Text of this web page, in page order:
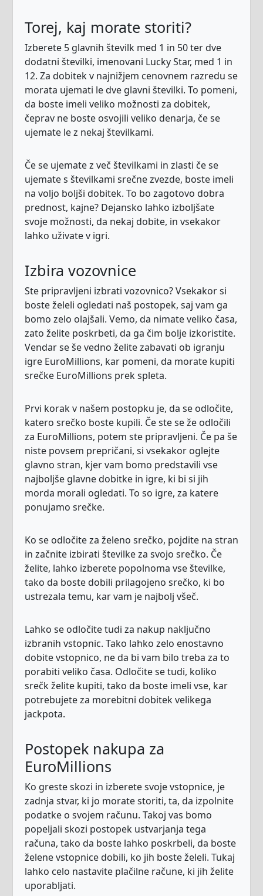
Torej, kaj morate storiti?
Izberete 5 glavnih številk med 1 in 50 ter dve
dodatni številki, imenovani Lucky Star, med 1 in
12. Za dobitek v najnižjem cenovnem razredu se
morata ujemati le dve glavni številki. To pomeni,
da boste imeli veliko možnosti za dobitek,
čeprav ne boste osvojili veliko denarja, če se
ujemate le z nekaj številkami.
Če se ujemate z več številkami in zlasti če se
ujemate s številkami srečne zvezde, boste imeli
na voljo boljši dobitek. To bo zagotovo dobra
prednost, kajne? Dejansko lahko izboljšate
svoje možnosti, da nekaj dobite, in vsekakor
lahko uživate v igri.
Izbira vozovnice
Ste pripravljeni izbrati vozovnico? Vsekakor si
boste želeli ogledati naš postopek, saj vam ga
bomo zelo olajšali. Vemo, da nimate veliko časa,
zato želite poskrbeti, da ga čim bolje izkoristite.
Vendar se še vedno želite zabavati ob igranju
igre EuroMillions, kar pomeni, da morate kupiti
srečke EuroMillions prek spleta.
Prvi korak v našem postopku je, da se odločite,
katero srečko boste kupili. Če ste se že odločili
za EuroMillions, potem ste pripravljeni. Če pa še
niste povsem prepričani, si vsekakor oglejte
glavno stran, kjer vam bomo predstavili vse
najboljše glavne dobitke in igre, ki bi si jih
morda morali ogledati. To so igre, za katere
ponujamo srečke.
Ko se odločite za želeno srečko, pojdite na stran
in začnite izbirati številke za svojo srečko. Če
želite, lahko izberete popolnoma vse številke,
tako da boste dobili prilagojeno srečko, ki bo
ustrezala temu, kar vam je najbolj všeč.
Lahko se odločite tudi za nakup naključno
izbranih vstopnic. Tako lahko zelo enostavno
dobite vstopnico, ne da bi vam bilo treba za to
porabiti veliko časa. Odločite se tudi, koliko
srečk želite kupiti, tako da boste imeli vse, kar
potrebujete za morebitni dobitek velikega
jackpota.
Postopek nakupa za
EuroMillions
Ko greste skozi in izberete svoje vstopnice, je
zadnja stvar, ki jo morate storiti, ta, da izpolnite
podatke o svojem računu. Takoj vas bomo
popeljali skozi postopek ustvarjanja tega
računa, tako da boste lahko poskrbeli, da boste
želene vstopnice dobili, ko jih boste želeli. Tukaj
lahko celo nastavite plačilne račune, ki jih želite
uporabljati.